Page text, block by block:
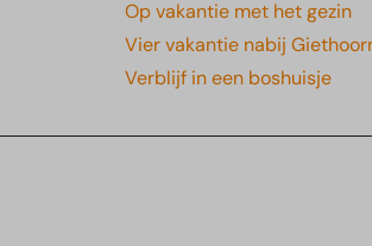
Op vakantie met het gezin
Vier vakantie nabij
Verblijf in een boshuisje